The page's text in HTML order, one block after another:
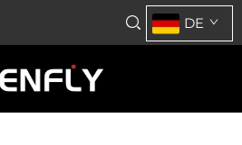
DE